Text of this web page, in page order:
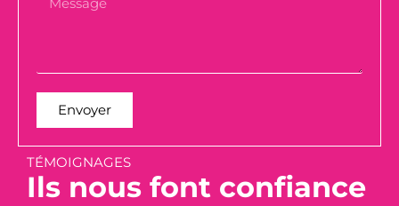
TÉMOIGNAGES
Ils nous font confiance
Envoyer